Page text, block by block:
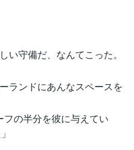
い守備だ、なんてこった。
ランドにあんなスペースを
の半分を彼に与えてい